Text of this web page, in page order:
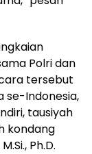
Polri dan
tersebut
se-Indonesia,
tausiyah
kondang
Ph.D.